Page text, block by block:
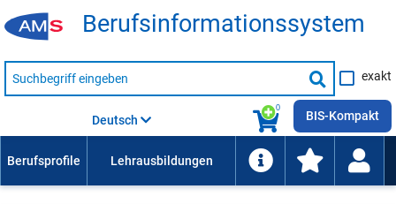
Be­rufs­in­for­ma­ti­ons­sys­tem
Suche
nach
Suche
starten
exakt
0
Deutsch BIS-Kompakt